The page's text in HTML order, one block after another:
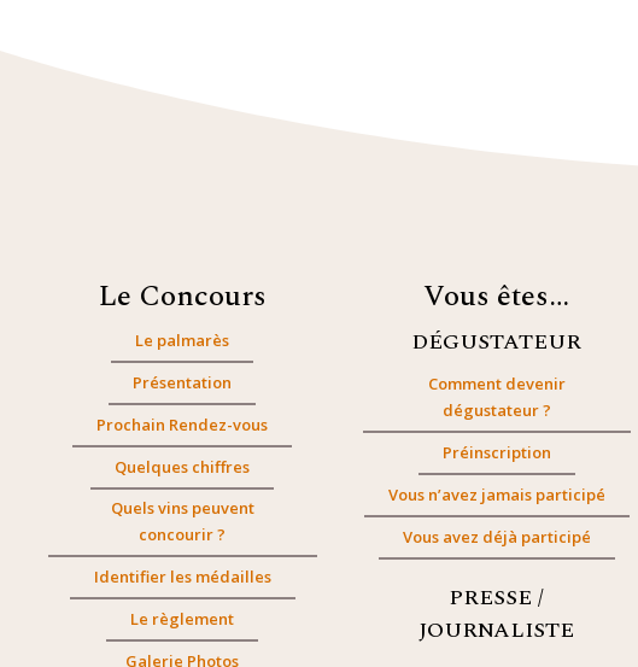
Le Concours
Le palmarès
Présentation
Prochain Rendez-vous
Quelques chiffres
Quels vins peuvent
concourir ?
Identifier les médailles
Le règlement
Galerie Photos
Vous êtes…
DÉGUSTATEUR
Comment devenir
dégustateur ?
Préinscription
Vous n’avez jamais participé
Vous avez déjà participé
PRESSE /
JOURNALISTE